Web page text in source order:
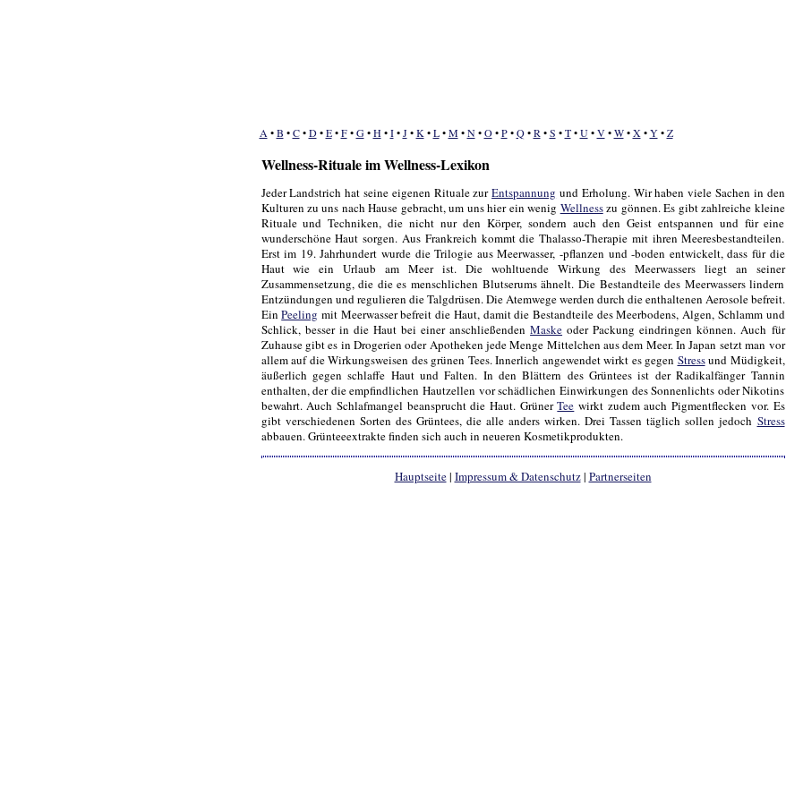
Wellness-Rituale im Wellness-Lexikon
Jeder Landstrich hat seine eigenen Rituale zurEntspannung und Erholung. Wir haben viele Sachen in den
Kulturen zu uns nach Hause gebracht, um uns hier ein wenig Wellnesszu gönnen. Es gibt zahlreiche kleine
Rituale und Techniken, die nicht nur den Körper, sondern auch den Geist entspannen und für eine
wunderschöne Haut sorgen. Aus Frankreich kommt die Thalasso-Therapie mit ihren Meeresbestandteilen.
Erst im 19. Jahrhundert wurde die Trilogie aus Meerwasser, -pflanzen und -boden entwickelt, dass für die
Haut wie ein Urlaub am Meer ist. Die wohltuende Wirkung des Meerwassers liegt an seiner
Zusammensetzung, die die es menschlichen Blutserums ähnelt. Die Bestandteile des Meerwassers lindern
Entzündungen und regulieren die Talgdrüsen. Die Atemwege werden durch die enthaltenen Aerosole befreit.
EinPeeling mit Meerwasser befreit die Haut, damit die Bestandteile des Meerbodens, Algen, Schlamm und
Schlick, besser in die Haut bei einer anschließendenMaske oder Packung eindringen können. Auch für
Zuhause gibt es in Drogerien oder Apotheken jede Menge Mittelchen aus dem Meer. In Japan setzt man vor
allem auf die Wirkungsweisen des grünen Tees. Innerlich angewendet wirkt es gegen Stressund Müdigkeit,
äußerlich gegen schlaffe Haut und Falten. In den Blättern des Grüntees ist der Radikalfänger Tannin
enthalten, der die empfindlichen Hautzellen vor schädlichen Einwirkungen des Sonnenlichts oder Nikotins
bewahrt. Auch Schlafmangel beansprucht die Haut. GrünerTee wirkt zudem auch Pigmentflecken vor. Es
gibt verschiedenen Sorten des Grüntees, die alle anders wirken. Drei Tassen täglich sollen jedoch Stress
abbauen. Grünteeextrakte finden sich auch in neueren Kosmetikprodukten.
Hauptseite| Impressum & Datenschutz| Partnerseiten
A •B •C•D•E•F•G•H•I•J•K •L•M•N•O•P•Q•R •S •T•U•V•W•X •Y•Z